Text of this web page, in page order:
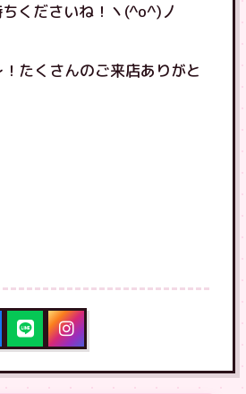
くださいね！ヽ(^o^)丿
たくさんのご来店ありがと